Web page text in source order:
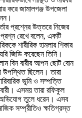
করে জামালগঞ্জ উপজেলা
প্রশ্নের উত্তরে নিজের
রেখে বলেন, একটি
শারীরিক হামলার শিকার
জিডি করেছেন তিনি।
বিন বারীর আপন ছোট বোন
উপস্থিত ছিলেন। তারা
ভূমি ও সম্পত্তি
এসময় তারা রফিকুল
অভিযোগ তুলে ধরেন। এসব
সম্প্রীতিও ক্ষতিগ্রস্ত